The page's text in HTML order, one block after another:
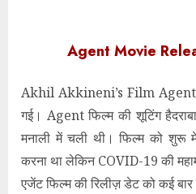
Agent Movie
Akhil Akkineni’s Film Agent
गई। Agent फिल्म की शूटिंग
मनाली में चली थी। फिल्म को शुरू
करना था लेकिन COVID-19 की
एजेंट फिल्म की रिलीज़ डेट को कई बार